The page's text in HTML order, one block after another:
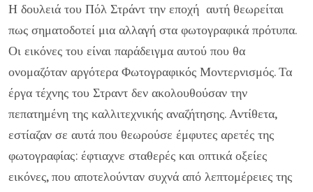
Η δουλειά του Πόλ Στράντ την εποχή αυτή θεωρείται
πως σηματοδοτεί μια αλλαγή στα φωτογραφικά πρότυπα.
Οι εικόνες του είναι παράδειγμα αυτού που θα
ονομαζόταν αργότερα Φωτογραφικός Μοντερνισμός. Τα
έργα τέχνης του Στραντ δεν ακολουθούσαν την
πεπατημένη της καλλιτεχνικής αναζήτησης. Αντίθετα,
εστίαζαν σε αυτά που θεωρούσε έμφυτες αρετές της
φωτογραφίας: έφτιαχνε σταθερές και οπτικά οξείες
εικόνες, που αποτελούνταν συχνά από λεπτομέρειες της